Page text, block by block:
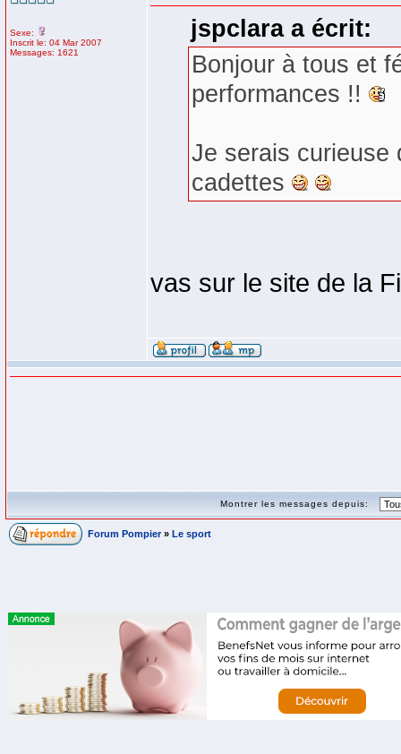
Sexe:
Inscrit le: 04 Mar 2007
Messages: 1621
jspclara a écrit:
Bonjour à tous et
performances !!
Je serais curieuse
cadettes
vas sur le site de la
Montrer les messages depuis:
Forum Pompier » Le sport